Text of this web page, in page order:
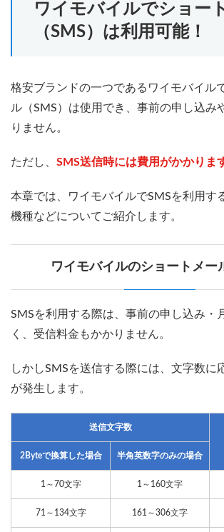
ワイモバイルでショー
（SMS）は利用可能！
格安ブランドの一つであるワイモバイル
ル（SMS）は使用でき、事前の申し込み
りません。
ただし、 SMS送信時には費用がかかりま
本章では、ワイモバイルでSMSを利用す
機種などについてご紹介します。
ワイモバイルのショートメー
SMSを利用する際は、事前の申し込み・
く、受信料金もかかりません。
しかしSMSを送信する際には、文字数に
が発生します。
送信文字数
2Byteで換算した場合
半角英数字のみの場合
1～70文字 1～160文字
71～134文字 161～306文字